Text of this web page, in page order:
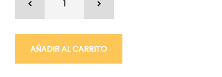
AÑADIR AL CARRITO